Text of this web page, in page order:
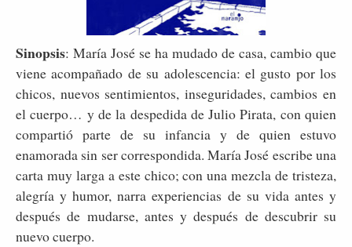
Sinopsis: María José se ha mudado de casa, cambio que
viene acompañado de su adolescencia: el gusto por los
chicos, nuevos sentimientos, inseguridades, cambios en
el cuerpo… y de la despedida de Julio Pirata, con quien
compartió parte de su infancia y de quien estuvo
enamorada sin ser correspondida. María José escribe una
carta muy larga a este chico; con una mezcla de tristeza,
alegría y humor, narra experiencias de su vida antes y
después de mudarse, antes y después de descubrir su
nuevo cuerpo.